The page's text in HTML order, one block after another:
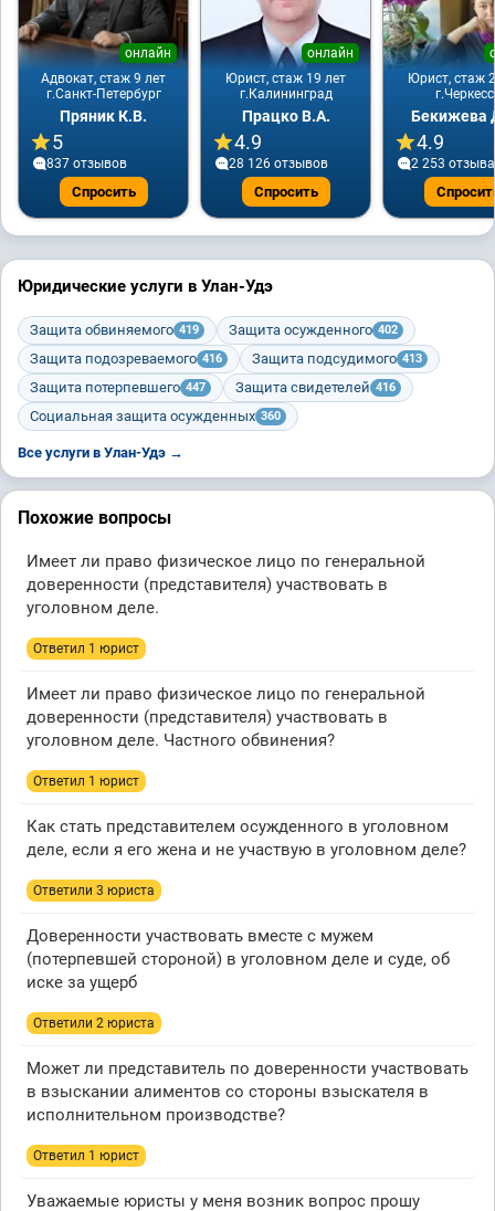
Адвокат, стаж 9 лет
онлайн
г.Санкт-Петербург
Пряник К.В.
5
837 отзывов
Спросить
Юрист, стаж 19 лет
онлайн
г.Калининград
Працко В.А.
4.9
28 126 отзывов
Спросить
Юрист, стаж
Бекижева
4.9
2 253 отзывa
Юридические услуги в Улан-Удэ
Защита обвиняемого 419 Защита осужденного 402
Защита подозреваемого 416 Защита подсудимого 413
Защита потерпевшего 447 Защита свидетелей 416
Социальная защита осужденных 360
Все услуги в Улан-Удэ →
Похожие вопросы
Имеет ли право физическое лицо по генеральной
доверенности (представителя) участвовать в
уголовном деле.
Ответил 1 юрист
Имеет ли право физическое лицо по генеральной
доверенности (представителя) участвовать в
уголовном деле. Частного обвинения?
Ответил 1 юрист
Как стать представителем осужденного в уголовном
деле, если я его жена и не участвую в уголовном деле?
Ответили 3 юристa
Доверенности участвовать вместе с мужем
(потерпевшей стороной) в уголовном деле и суде, об
иске за ущерб
Ответили 2 юристa
Может ли представитель по доверенности участвовать
в взыскании алиментов со стороны взыскателя в
исполнительном производстве?
Ответил 1 юрист
Уважаемые юристы у меня возник вопрос прошу